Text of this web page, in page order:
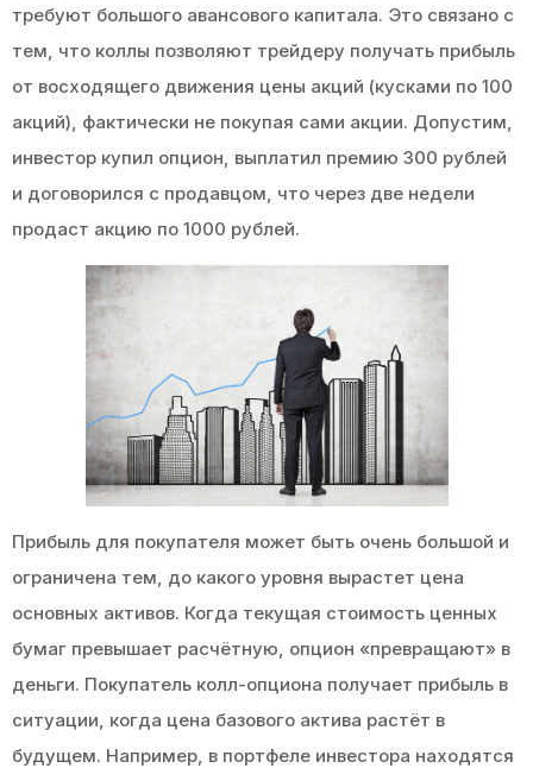
требуют большого авансового капитала. Это связано с
тем, что коллы позволяют трейдеру получать прибыль
от восходящего движения цены акций (кусками по 100
акций), фактически не покупая сами акции. Допустим,
инвестор купил опцион, выплатил премию 300 рублей
и договорился с продавцом, что через две недели
продаст акцию по 1000 рублей.
Прибыль для покупателя может быть очень большой и
ограничена тем, до какого уровня вырастет цена
основных активов. Когда текущая стоимость ценных
бумаг превышает расчётную, опцион «превращают» в
деньги. Покупатель колл-опциона получает прибыль в
ситуации, когда цена базового актива растёт в
будущем. Например, в портфеле инвестора находятся